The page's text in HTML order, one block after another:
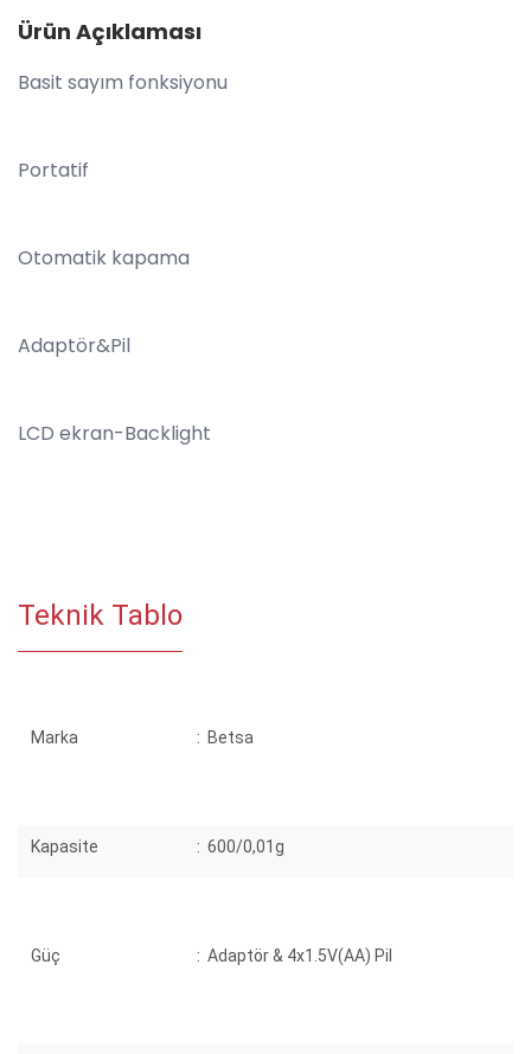
Ürün Açıklaması
Basit sayım fonksiyonu
Portatif
Otomatik kapama
Adaptör&Pil
LCD ekran-Backlight
Teknik Tablo
Marka : Betsa
Kapasite : 600/0,01g
Güç : Adaptör & 4x1.5V(AA) Pil